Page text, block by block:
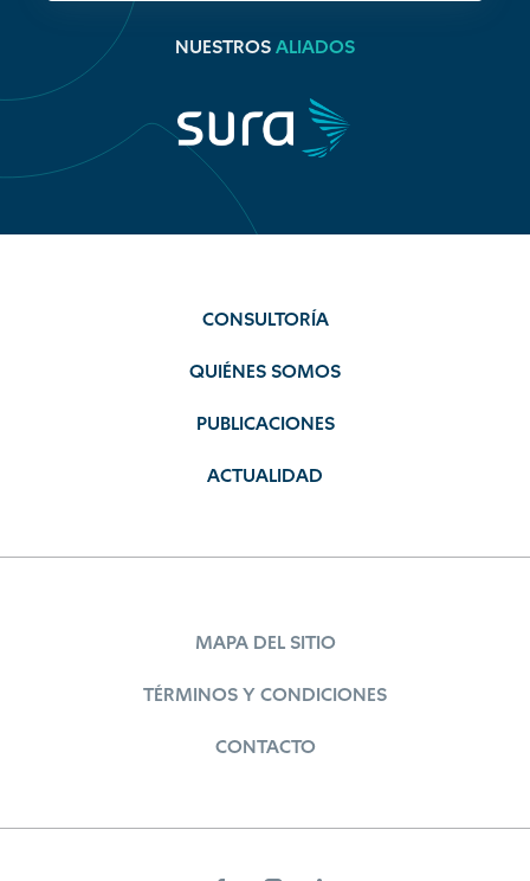
NUESTROS ALIADOS
CONSULTORÍA
QUIÉNES SOMOS
PUBLICACIONES
ACTUALIDAD
MAPA DEL SITIO
TÉRMINOS Y CONDICIONES
CONTACTO